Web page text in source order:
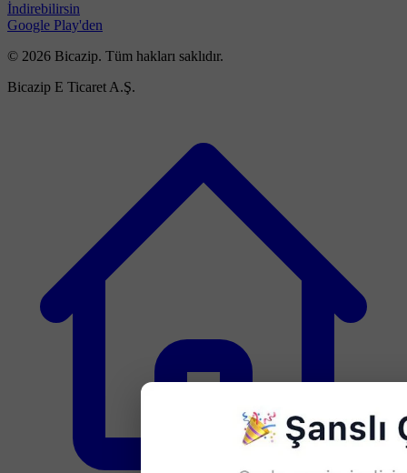
İndirebilirsin
Google Play'den
© 2026 Bicazip. Tüm hakları saklıdır.
Bicazip E Ticaret A.Ş.